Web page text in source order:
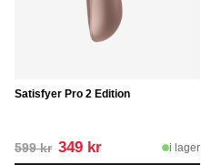
Satisfyer Pro 2 Edition
599kr Det
349 krDet
i lager